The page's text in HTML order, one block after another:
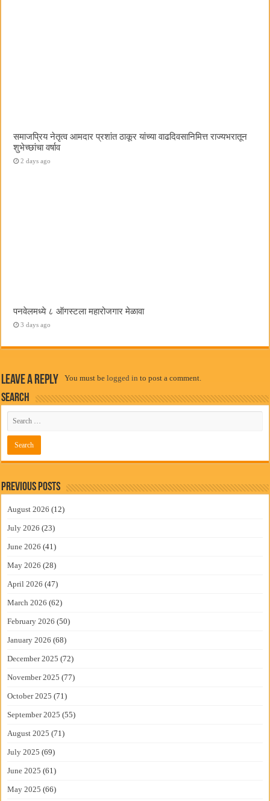
समाजप्रिय नेतृत्व आमदार प्रशांत ठाकूर यांच्या वाढदिवसानिमित्त राज्यभरातून
शुभेच्छांचा वर्षाव
2 days ago
पनवेलमध्ये ८ ऑगस्टला महारोजगार मेळावा
3 days ago
Leave a Reply You must belogged in to post a comment.
Search
Previous Posts
August 2026 (12)
July 2026 (23)
June 2026 (41)
May 2026 (28)
April 2026 (47)
March 2026 (62)
February 2026 (50)
January 2026 (68)
December 2025 (72)
November 2025 (77)
October 2025 (71)
September 2025 (55)
August 2025 (71)
July 2025 (69)
June 2025 (61)
May 2025 (66)